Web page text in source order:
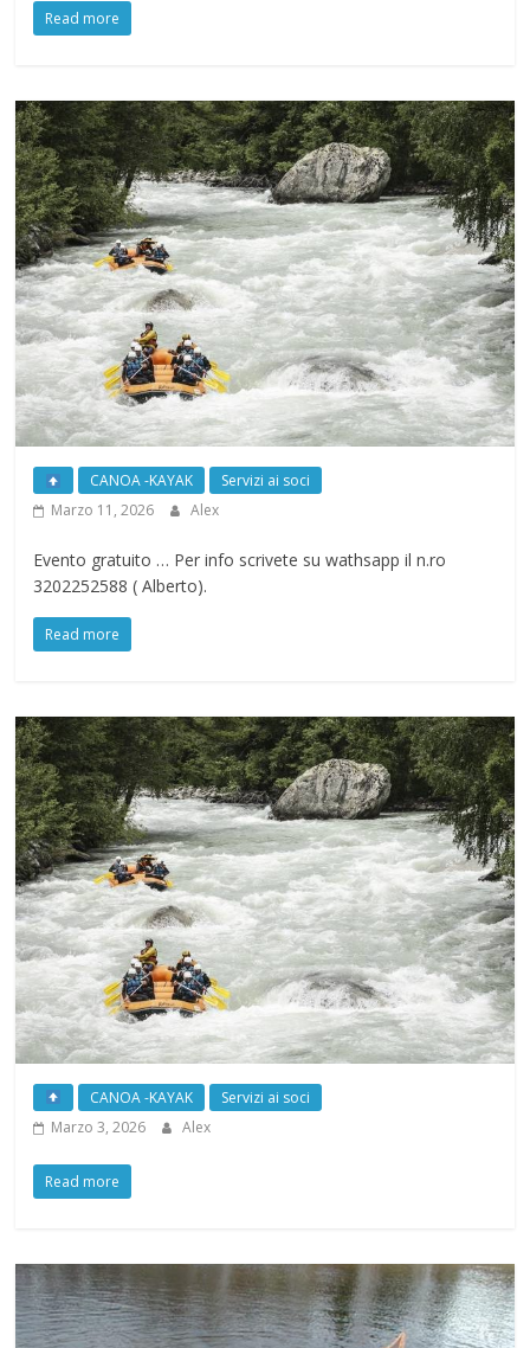
Read more
CANOA -KAYAK
Servizi ai soci
Marzo 11, 2026
Alex
Evento gratuito … Per info scrivete su wathsapp il n.ro
3202252588 ( Alberto).
Read more
CANOA -KAYAK
Servizi ai soci
Marzo 3, 2026
Alex
Read more